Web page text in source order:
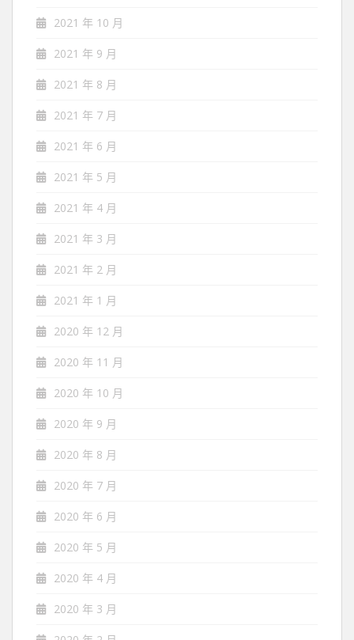
2021 年 10 月
2021 年 9 月
2021 年 8 月
2021 年 7 月
2021 年 6 月
2021 年 5 月
2021 年 4 月
2021 年 3 月
2021 年 2 月
2021 年 1 月
2020 年 12 月
2020 年 11 月
2020 年 10 月
2020 年 9 月
2020 年 8 月
2020 年 7 月
2020 年 6 月
2020 年 5 月
2020 年 4 月
2020 年 3 月